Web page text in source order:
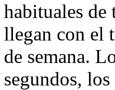
habituales de
llegan con el
de semana.
segundos,